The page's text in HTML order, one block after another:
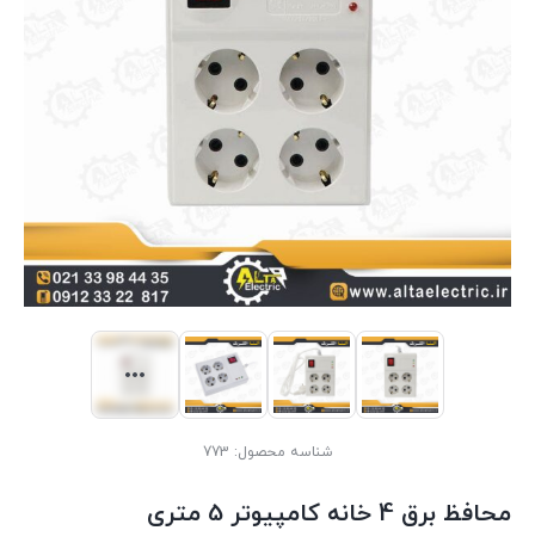
شناسه محصول: 773
محافظ برق 4 خانه کامپیوتر 5 متری